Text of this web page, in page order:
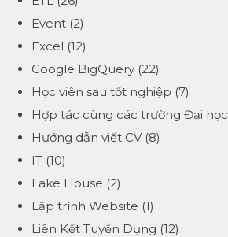
Event (2)
Excel (12)
Google BigQuery (22)
Học viên sau tốt nghiệp (7)
Hợp tác cùng các trường Đại học
Hướng dẫn viết CV(8)
IT (10)
Lake House (2)
Lập trình Website (1)
Liên Kết Tuyển Dụng (12)